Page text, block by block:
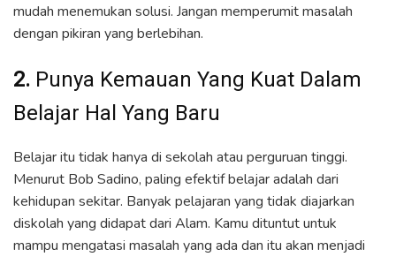
mudah menemukan solusi. Jangan memperumit masalah
dengan pikiran yang berlebihan.
2. Punya Kemauan Yang Kuat Dalam
Belajar Hal Yang Baru
Belajar itu tidak hanya di sekolah atau perguruan tinggi.
Menurut Bob Sadino, paling efektif belajar adalah dari
kehidupan sekitar. Banyak pelajaran yang tidak diajarkan
diskolah yang didapat dari Alam. Kamu dituntut untuk
mampu mengatasi masalah yang ada dan itu akan menjadi